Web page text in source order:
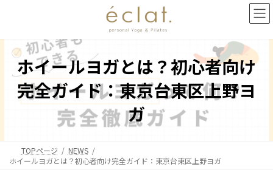
ン
ー
ホイールヨガとは？初心者向け
完全ガイド：東京台東区上野ヨ
ガ
TOPページ
NEWS
ホイールヨガとは？初心者向け完全ガイド：東京台東区上野ヨガ